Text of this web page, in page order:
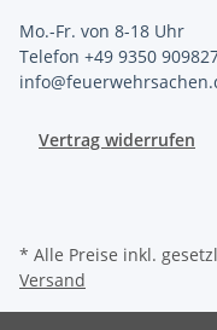
Mo.-Fr. von 8-18 Uhr
Telefon +49 9350
Vertrag widerrufen
* Alle Preise inkl.
Versand